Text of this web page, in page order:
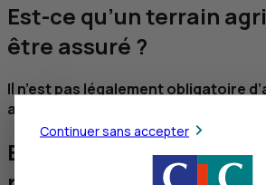
Est-ce qu’un terrain
être assuré ?
Il n’est pas légalement obligatoire
agricole.
Est-il obligatoire
Continuer sans accepter